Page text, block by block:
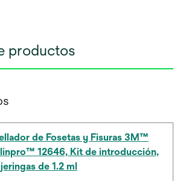
productos
de Fosetas y Fisuras 3M™
12646, Kit de introducción,
de 1.2 ml